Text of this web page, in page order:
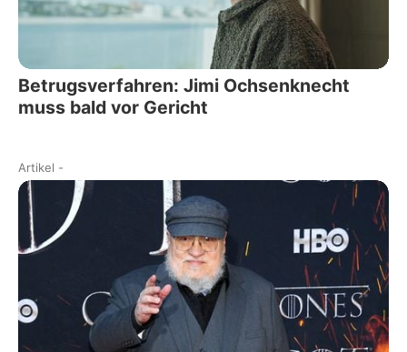
Betrugsverfahren: Jimi Ochsenknecht
muss bald vor Gericht
Artikel -